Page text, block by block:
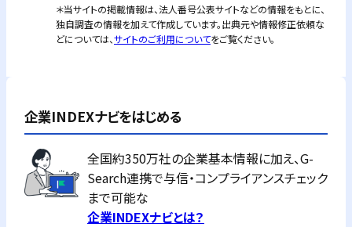
＊当サイトの掲載情報は、法人番号公表サイトなどの情報をもとに、
独自調査の情報を加えて作成しています。出典元や情報修正依頼な
どについては、サイトのご利用についてをご覧ください。
企業INDEXナビをはじめる
全国約350万社の企業基本情報に加え、G-
Search連携で与信・コンプライアンスチェック
まで可能な
企業INDEXナビとは？